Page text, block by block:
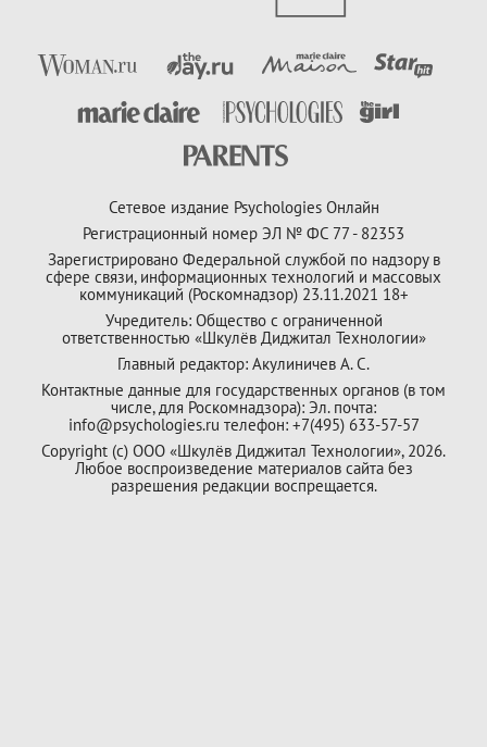
Сетевое издание Psychologies Онлайн
Регистрационный номер ЭЛ № ФС 77 - 82353
Зарегистрировано Федеральной службой по надзору в
сфере связи, информационных технологий и массовых
коммуникаций (Роскомнадзор) 23.11.2021 18+
Учредитель: Общество с ограниченной
ответственностью «Шкулёв Диджитал Технологии»
Главный редактор: Акулиничев А. С.
Контактные данные для государственных органов (в том
числе, для Роскомнадзора): Эл. почта:
info@psychologies.ru телефон: +7(495) 633-57-57
Copyright (с) ООО «Шкулёв Диджитал Технологии», 2026.
Любое воспроизведение материалов сайта без
разрешения редакции воспрещается.